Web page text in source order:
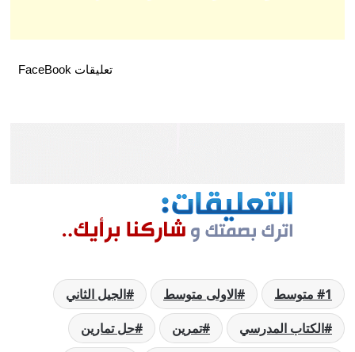
تعليقات FaceBook
1 متوسط الاولى متوسط
الجيل الثاني
الكتاب المدرسي
تمرين
حل تمارين